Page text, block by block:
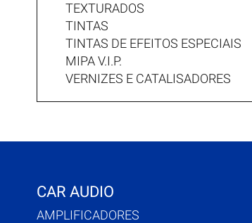
TEXTURADOS
TINTAS
TINTAS DE EFEITOS ESPECIAIS
MIPA V.I.P.
VERNIZES E CATALISADORES
CAR AUDIO
AMPLIFICADORES